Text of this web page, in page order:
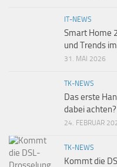
IT-NEWS
Smart Home
und Trends
31. MAI 2026
TK-NEWS
Das erste
dabei achten?
24. FEBRUAR
TK-NEWS
Kommt die